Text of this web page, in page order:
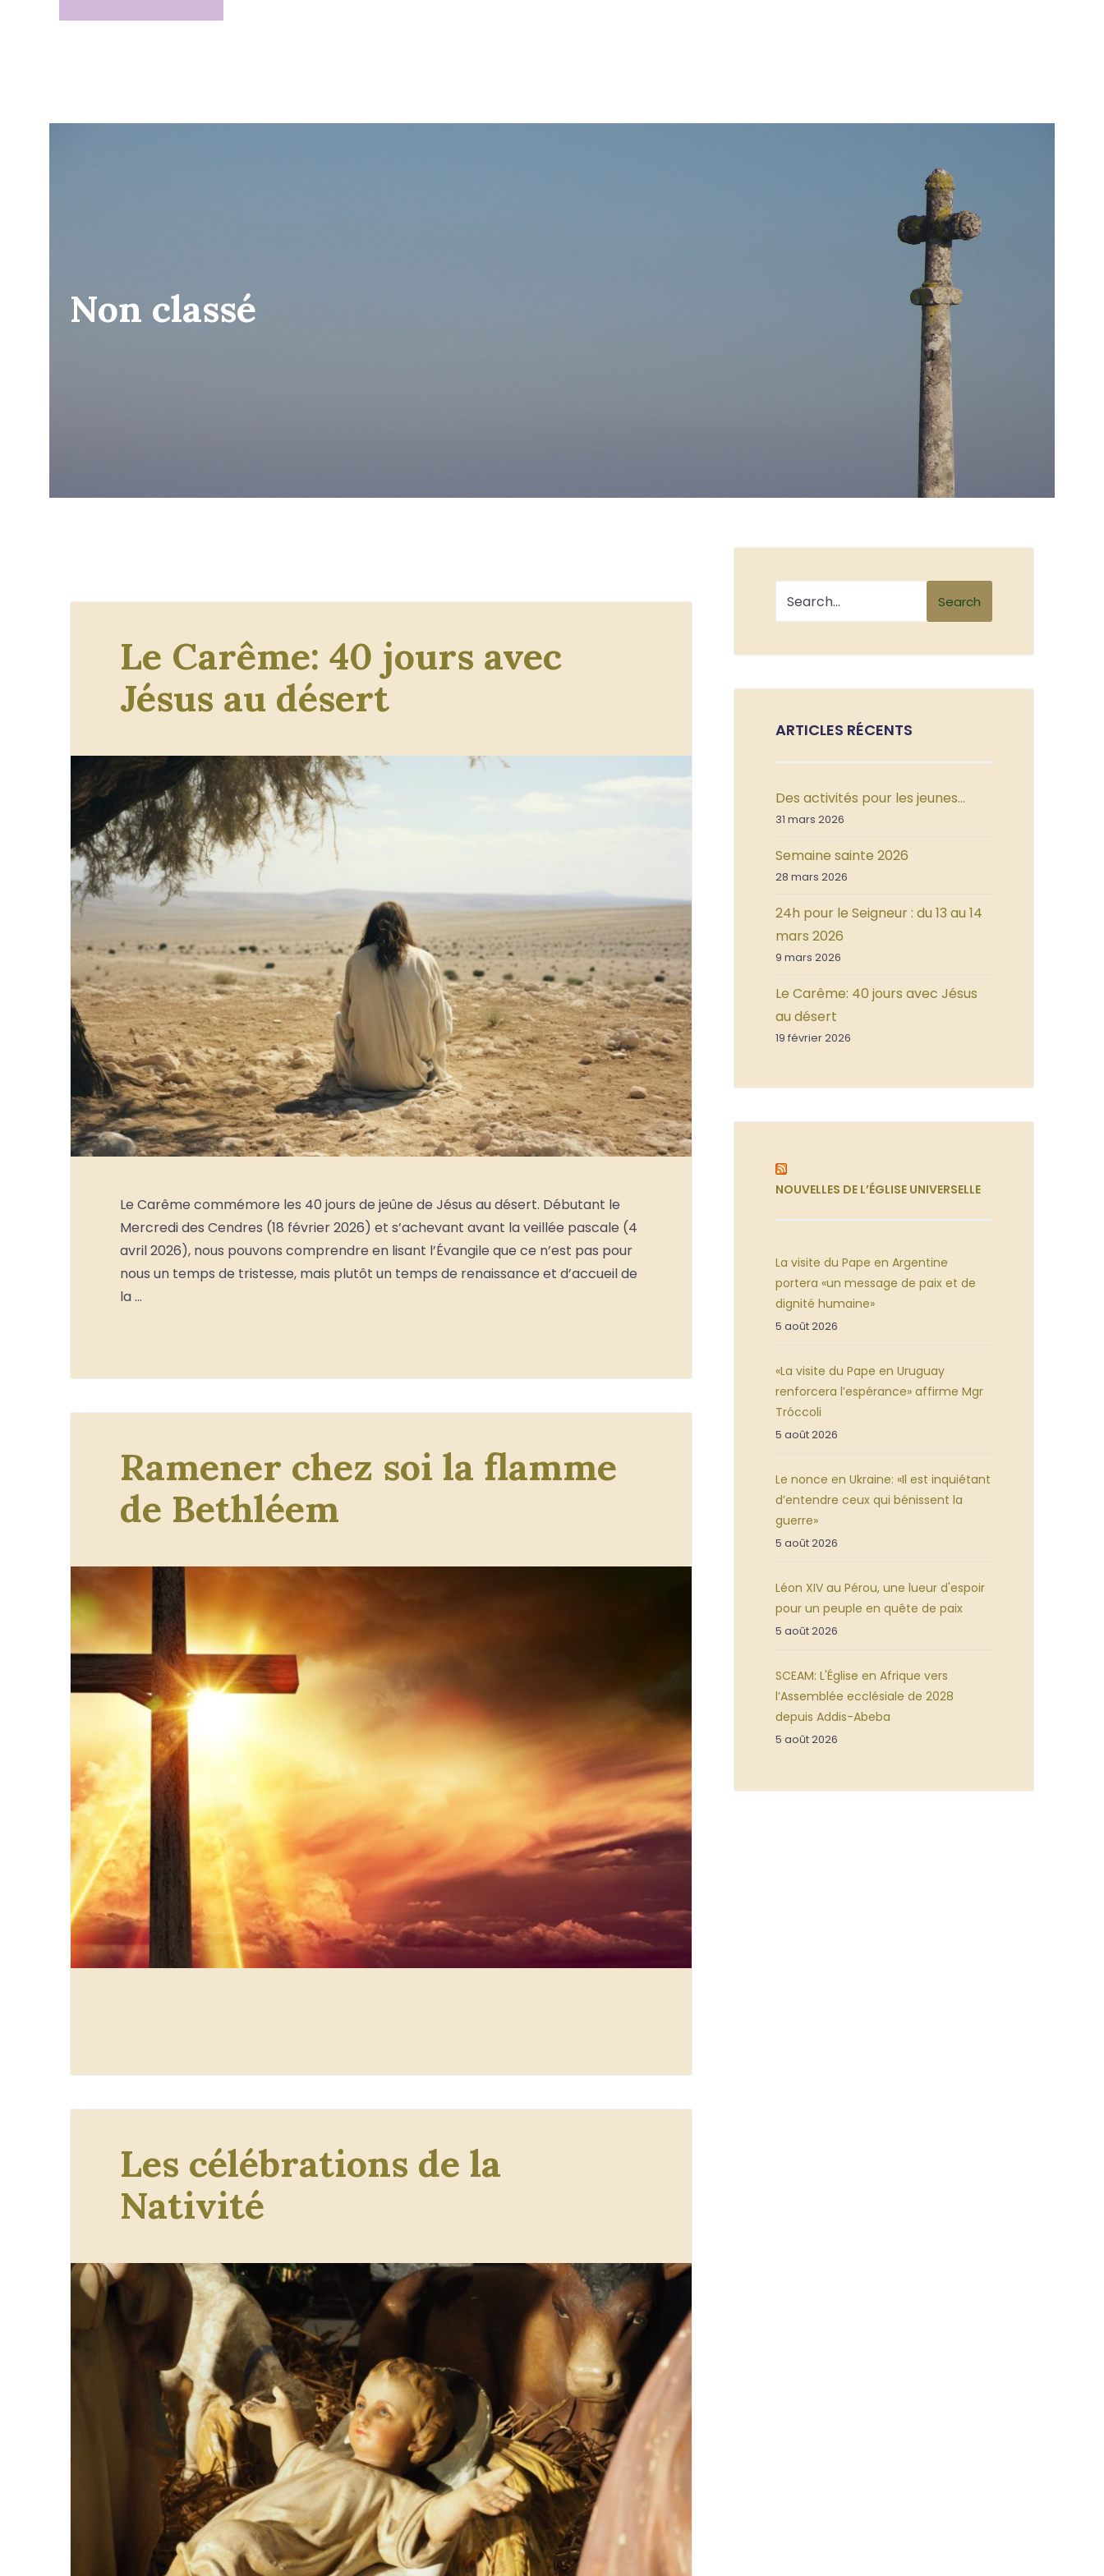
Non classé
Le Carême: 40 jours avec
Jésus au désert
Le Carême commémore les 40 jours de jeûne de Jésus au désert. Débutant le
Mercredi des Cendres (18 février 2026) et s’achevant avant la veillée pascale (4
avril 2026), nous pouvons comprendre en lisant l’Évangile que ce n’est pas pour
nous un temps de tristesse, mais plutôt un temps de renaissance et d’accueil de
la …
Ramener chez soi la flamme
de Bethléem
Les célébrations de la
Nativité
Search
ARTICLES RÉCENTS
Des activités pour les jeunes…
31 mars 2026
Semaine sainte 2026
28 mars 2026
24h pour le Seigneur : du 13 au 14
mars 2026
9 mars 2026
Le Carême: 40 jours avec Jésus
au désert
19 février 2026
NOUVELLES DE L’ÉGLISE UNIVERSELLE
La visite du Pape en Argentine
portera «un message de paix et de
dignité humaine»
5 août 2026
«La visite du Pape en Uruguay
renforcera l’espérance» affirme Mgr
Tróccoli
5 août 2026
Le nonce en Ukraine: «Il est inquiétant
d’entendre ceux qui bénissent la
guerre»
5 août 2026
Léon XIV au Pérou, une lueur d'espoir
pour un peuple en quête de paix
5 août 2026
SCEAM: L'Église en Afrique vers
l’Assemblée ecclésiale de 2028
depuis Addis-Abeba
5 août 2026